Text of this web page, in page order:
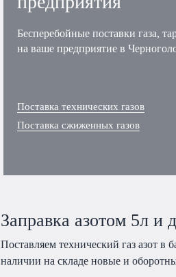
Бесперебойные поставки газа,
на ваше предприятие в
Поставка технических газов
Поставка сжиженных газов
Заправка азотом 5л и
Поставляем технический газ азот в
наличии на складе новые и